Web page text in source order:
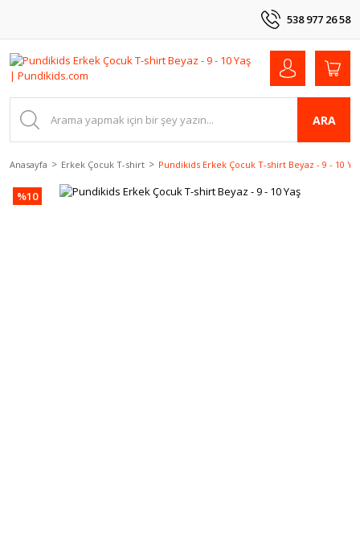
538 977 26 58
ARA
Anasayfa Erkek Çocuk T-shirt Pundikids Erkek Çocuk T-shirt Beyaz - 9 - 10
%10